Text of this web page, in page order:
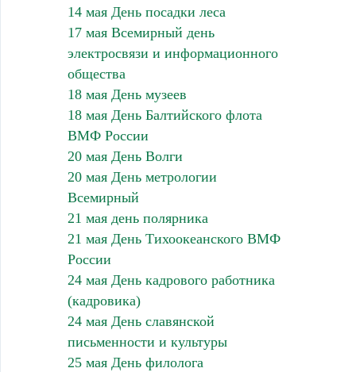
14 мая День посадки леса
17 мая Всемирный день
электросвязи и информационного
общества
18 мая День музеев
18 мая День Балтийского флота
ВМФ России
20 мая День Волги
20 мая День метрологии
Всемирный
21 мая день полярника
21 мая День Тихоокеанского ВМФ
России
24 мая День кадрового работника
(кадровика)
24 мая День славянской
письменности и культуры
25 мая День филолога